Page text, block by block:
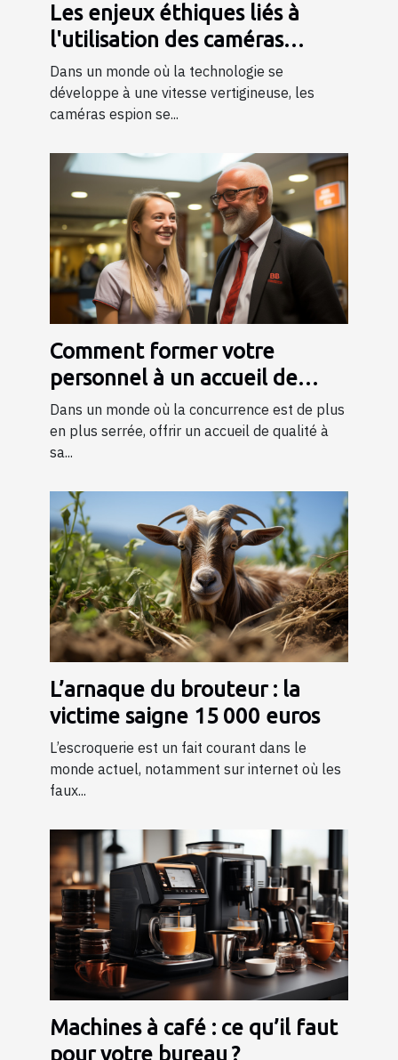
Les enjeux éthiques liés à
l'utilisation des caméras
espion dans la société
Dans un monde où la technologie se
développe à une vitesse vertigineuse, les
caméras espion se...
Comment former votre
personnel à un accueil de
qualité ?
Dans un monde où la concurrence est de plus
en plus serrée, offrir un accueil de qualité à
sa...
L’arnaque du brouteur : la
victime saigne 15 000 euros
L’escroquerie est un fait courant dans le
monde actuel, notamment sur internet où les
faux...
Machines à café : ce qu’il faut
pour votre bureau ?